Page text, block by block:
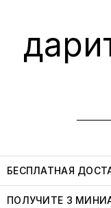
БЕСПЛАТНАЯ
ПОЛУЧИТЕ 3